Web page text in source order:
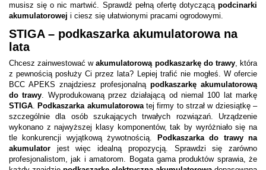
musisz się o nic martwić. Sprawdź pełną ofertę dotyczącą podcinarki
akumulatorowej i ciesz się ułatwionymi pracami ogrodowymi.
STIGA – podkaszarka akumulatorowa na
lata
Chcesz zainwestować wakumulatorową podkaszarkę do trawy, która
z pewnością posłuży Ci przez lata? Lepiej trafić nie mogłeś. W ofercie
BCC APEKS znajdziesz profesjonalną podkaszarkę akumulatorową
do trawy. Wyprodukowaną przez działającą od niemal 100 lat markę
STIGA. Podkaszarka akumulatorowatej firmy to strzał w dziesiątkę –
szczególnie dla osób szukających trwałych rozwiązań. Urządzenie
wykonano z najwyższej klasy komponentów, tak by wyróżniało się na
tle konkurencji wyjątkową żywotnością.
Podkaszarka do trawy na
akumulator jest więc idealną propozycją. Sprawdzi się zarówno
profesjonalistom, jak i amatorom. Bogata gama produktów sprawia, że